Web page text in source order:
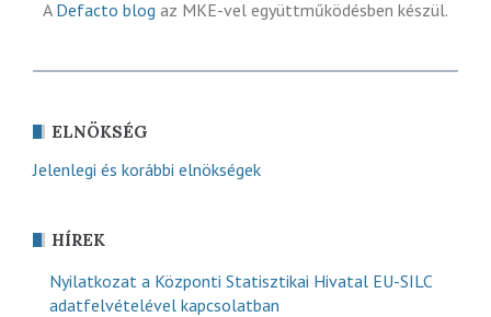
A Defacto blog az MKE-vel együttműködésben készül.
ELNÖKSÉG
Jelenlegi és korábbi elnökségek
HÍREK
Nyilatkozat a Központi Statisztikai Hivatal EU-SILC
adatfelvételével kapcsolatban